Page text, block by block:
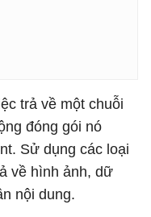
trả về một chuỗi
đóng gói nó
Sử dụng các loại
về hình ảnh, dữ
nội dung.